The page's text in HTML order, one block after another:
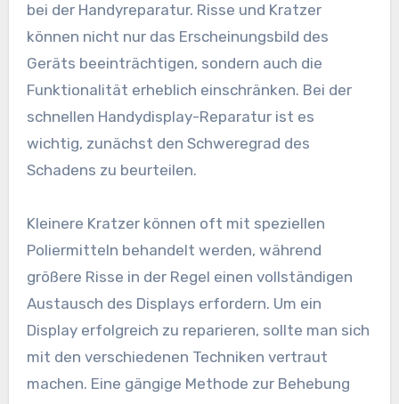
bei der Handyreparatur. Risse und Kratzer
können nicht nur das Erscheinungsbild des
Geräts beeinträchtigen, sondern auch die
Funktionalität erheblich einschränken. Bei der
schnellen Handydisplay-Reparatur ist es
wichtig, zunächst den Schweregrad des
Schadens zu beurteilen.
Kleinere Kratzer können oft mit speziellen
Poliermitteln behandelt werden, während
größere Risse in der Regel einen vollständigen
Austausch des Displays erfordern. Um ein
Display erfolgreich zu reparieren, sollte man sich
mit den verschiedenen Techniken vertraut
machen. Eine gängige Methode zur Behebung